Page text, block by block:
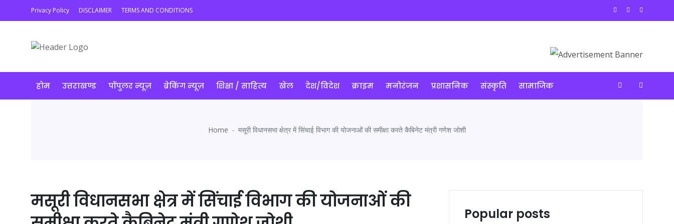
Privacy Policy DISCLAIMER TERMS AND CONDITIONS
होम उत्तराखण्ड पॉपुलर न्यूज़ ब्रेकिंग न्यूज़ शिक्षा / साहित्य खेल देश/विदेश क्राइम मनोरंजन प्रशासनिक संस्कृति सामाजिक
Home मसूरी विधानसभा क्षेत्र में सिंचाई विभाग की योजनाओं की समीक्षा करते कैबिनेट मंत्री गणेश जोशी
मसूरी विधानसभा क्षेत्र में सिंचाई विभाग की योजनाओं की
Popular posts